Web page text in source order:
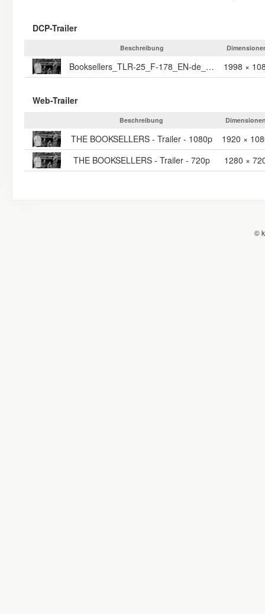
DCP-Trailer
Beschreibung
Booksellers_TLR-25_F-178_EN-de_DE-AA_51_2K_MJ_20200619_FKT_IOP_OV 1998 ×
Web-Trailer
Beschreibung
THE BOOKSELLERS - Trailer - 1080p
1920 ×
THE BOOKSELLERS - Trailer - 720p
1280 ×
©